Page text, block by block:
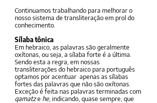
Continuamos trabalhando para melhorar o
nosso sistema de transliteração em prol do
conhecimento.
Sílaba tônica
Em hebraico, as palavras são geralmente
oxítonas, ou seja, a sílaba forte é a última.
Sendo esta a regra, em nossas
transliterações do hebraico para português
optamos por acentuar apenas as sílabas
fortes das palavras que não são oxítonas.
Exceção é feita nas palavras terminadas com
qamatze he, indicando, quase sempre, que